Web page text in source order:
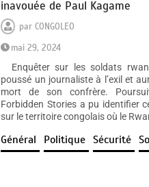
inavouée de Paul Kagame
parCONGOLEO
mai 29, 2024
Enquêter sur les soldats
poussé un journaliste à l’exil et
mort de son confrère.
Forbidden Stories a pu identifier
sur le territoire congolais où le
Général Politique Sécurité